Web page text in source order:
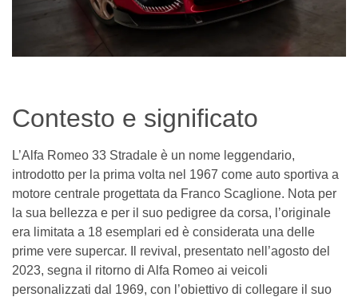
Contesto e significato
L’Alfa Romeo 33 Stradale è un nome leggendario,
introdotto per la prima volta nel 1967 come auto sportiva a
motore centrale progettata da Franco Scaglione. Nota per
la sua bellezza e per il suo pedigree da corsa, l’originale
era limitata a 18 esemplari ed è considerata una delle
prime vere supercar. Il revival, presentato nell’agosto del
2023, segna il ritorno di Alfa Romeo ai veicoli
personalizzati dal 1969, con l’obiettivo di collegare il suo